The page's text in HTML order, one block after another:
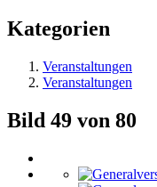
Kategorien
Veranstaltungen
Veranstaltungen
Bild 49 von 80